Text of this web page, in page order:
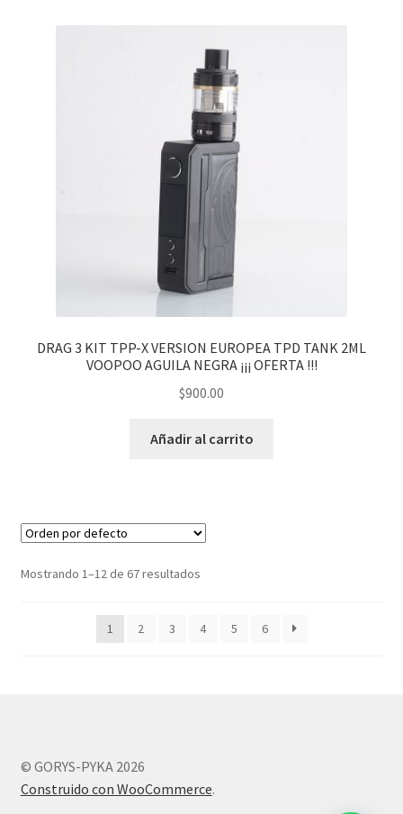
DRAG 3 KIT TPP-X VERSION EUROPEA TPD TANK 2ML
VOOPOO AGUILA NEGRA ¡¡¡ OFERTA !!!
$900.00
Añadir al carrito
Mostrando 1–12 de 67 resultados
1 2 3 4 5 6
© GORYS-PYKA 2026
Construido con WooCommerce.